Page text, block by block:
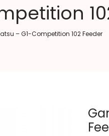
– G1-Competition 102 Feeder